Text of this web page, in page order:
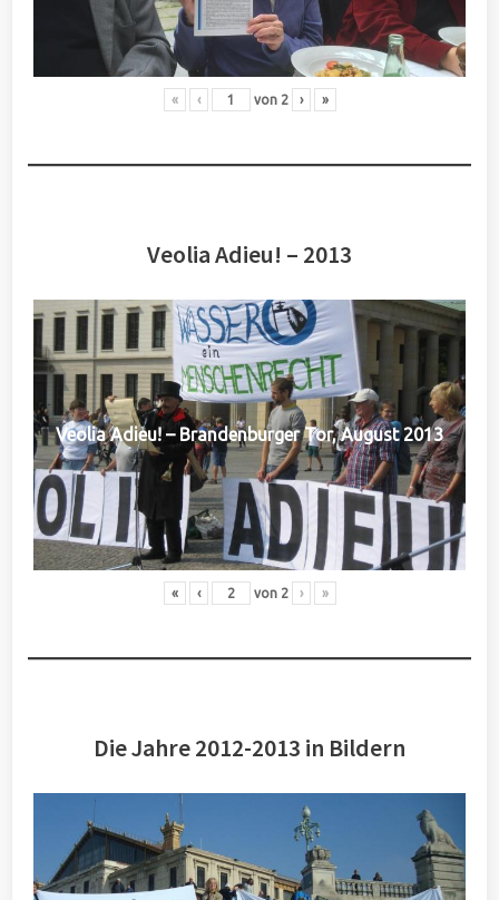
« ‹ von 2 › »
Veolia Adieu! – 2013
Veolia Adieu! – Brandenburger Tor, August 2013
« ‹ von 2 › »
Die Jahre 2012-2013 in Bildern